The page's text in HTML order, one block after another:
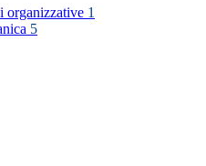
organizzative 1
5